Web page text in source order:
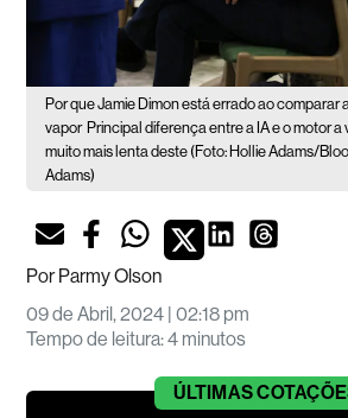
Por que Jamie Dimon está errado ao comparar
vapor Principal diferença entre a IA e o motor
muito mais lenta deste (Foto: Hollie Adams/
Adams)
PorParmy Olson
09 de Abril, 2024 | 02:18 pm
Tempo de leitura:4 minutos
ÚLTIMAS